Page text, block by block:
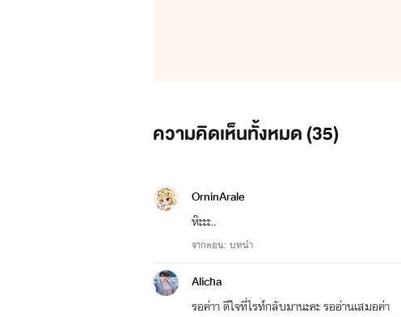
ความคิดเห็นทั้งหมด (35)
OrninArale
ห๊ะะะ..
จากตอน: บทนำ
Alicha
รอค่าา ดีใจที่ไรท์กลับมานะคะ รออ่านเสมอค่า